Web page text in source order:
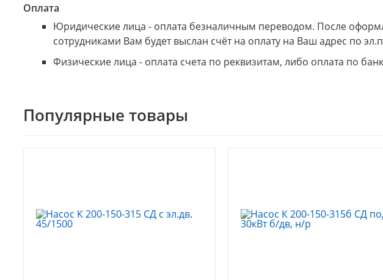
Оплата
Юридические лица - оплата безналичным переводом. После
сотрудниками Вам будет выслан счёт на оплату на Ваш адрес по
Физические лица - оплата счета по реквизитам, либо оплата по
Популярные товары